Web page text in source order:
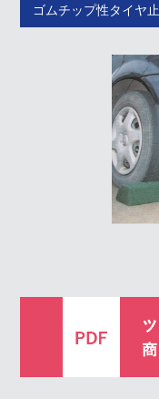
ゴムチップ性タイヤ止